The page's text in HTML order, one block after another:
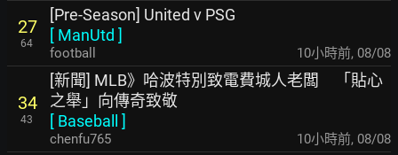
27
64
[Pre-Season] United v PSG
[ ManUtd ]
football 10小時前, 08/08
34
43
[新聞] MLB》哈波特別致電費城人老闆 「貼心
之舉」向傳奇致敬
[ Baseball ]
chenfu765 11小時前, 08/08